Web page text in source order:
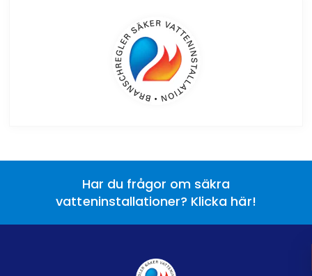
Har du frågor om säkra
vatteninstallationer? Klicka här!